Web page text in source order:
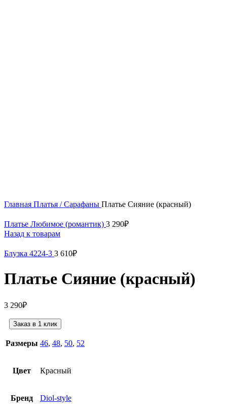
Главная Платья / Сарафаны Платье Сияние (красный)
Платье Любимое (романтик) 3 290₽
Назад к товарам
Блузка 4224-3 3 610₽
Платье Сияние (красный)
3 290₽
Заказ в 1 клик
Размеры 46, 48, 50, 52
Цвет Красный
Бренд Diol-style